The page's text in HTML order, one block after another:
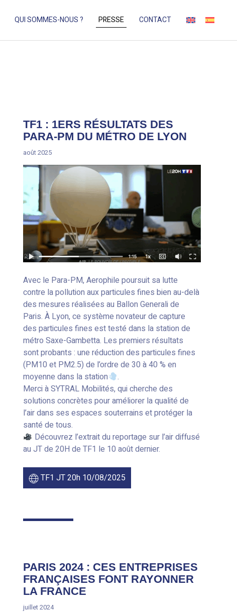
QUI SOMMES-NOUS ? PRESSE CONTACT
TF1 : 1ERS RÉSULTATS DES
PARA-PM DU MÉTRO DE LYON
août 2025
Avec le Para-PM, Aerophile poursuit sa lutte
contre la pollution aux particules fines bien au-delà
des mesures réalisées au Ballon Generali de
Paris. À Lyon, ce système novateur de capture
des particules fines est testé dans la station de
métro Saxe-Gambetta. Les premiers résultats
sont probants : une réduction des particules fines
(PM10 et PM2.5) de l’ordre de 30 à 40 % en
moyenne dans la station
.
Merci à SYTRAL Mobilités, qui cherche des
solutions concrètes pour améliorer la qualité de
l’air dans ses espaces souterrains et protéger la
santé de tous.
Découvrez l’extrait du reportage sur l’air diffusé
au JT de 20H de TF1 le 10 août dernier.
TF1 JT 20h 10/08/2025
PARIS 2024 : CES ENTREPRISES
FRANÇAISES FONT RAYONNER
LA FRANCE
juillet 2024